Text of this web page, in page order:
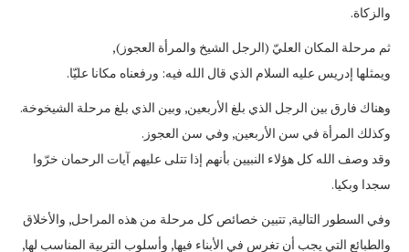
والزكاة.
ثم مرحلة المكان العليّ (الرجل الشيخ والمرأة العجوز),
ويمثلها إدريس عليه السلام الذي قال الله فيه: ورفعناه مكانا عليّا.
وهناك فارق بين الرجل الذي بلغ الأربعين, وبين الذي بلغ مرحلة الشيخوخة.
وكذلك المرأة في سن الأربعين, وفي سن العجوز.
وقد وصف الله كل هؤلاء النبيين بأنهم إذا تتلى عليهم آيات الرحمان خرّوا
سجدا وبكيا.
وفي السطور التالية, تتبين خصائص كل مرحلة من هذه المراحل, والأخلاق
والطبائع التي يجب أن تغرس في الأبناء فيها, وأسلوب التربية المناسب لها,